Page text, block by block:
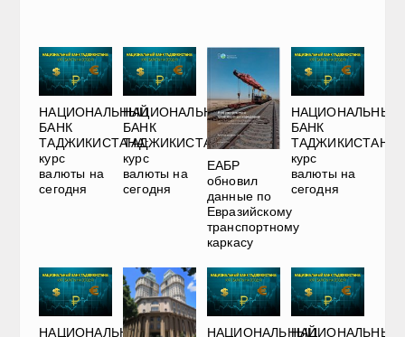
НАЦИОНАЛЬНЫЙ
БАНК
ТАДЖИКИСТАНА:
курс
валюты на
сегодня
НАЦИОНАЛЬНЫЙ
БАНК
ТАДЖИКИСТАНА:
курс
валюты на
сегодня
ЕАБР
обновил
данные по
Евразийскому
транспортному
каркасу
НАЦИОНАЛЬНЫЙ
БАНК
ТАДЖИКИСТАНА:
курс
валюты на
сегодня
НАЦИОНАЛЬНЫЙ НАЦИОНАЛЬНЫЙНАЦИОНАЛЬНЫЙ